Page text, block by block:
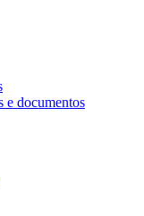
e documentos